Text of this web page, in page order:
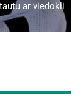
ar viedokli